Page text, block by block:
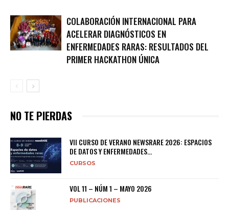
COLABORACIÓN INTERNACIONAL PARA
ACELERAR DIAGNÓSTICOS EN
ENFERMEDADES RARAS: RESULTADOS DEL
PRIMER HACKATHON ÚNICA
NO TE PIERDAS
VII CURSO DE VERANO NEWSRARE 2026: ESPACIOS
DE DATOS Y ENFERMEDADES...
CURSOS
VOL 11 – NÚM 1 – MAYO 2026
PUBLICACIONES